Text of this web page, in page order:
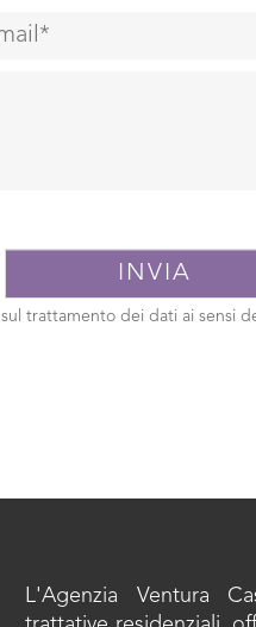
sul trattamento dei dati ai sensi
L'Agenzia Ventura